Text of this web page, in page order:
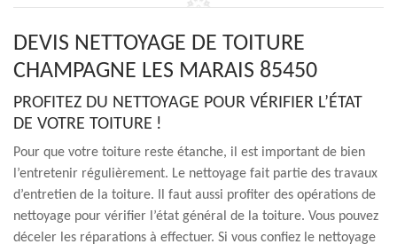
DEVIS NETTOYAGE DE TOITURE
CHAMPAGNE LES MARAIS 85450
PROFITEZ DU NETTOYAGE POUR VÉRIFIER L’ÉTAT
DE VOTRE TOITURE !
Pour que votre toiture reste étanche, il est important de bien
l’entretenir régulièrement. Le nettoyage fait partie des travaux
d’entretien de la toiture. Il faut aussi profiter des opérations de
nettoyage pour vérifier l’état général de la toiture. Vous pouvez
déceler les réparations à effectuer. Si vous confiez le nettoyage